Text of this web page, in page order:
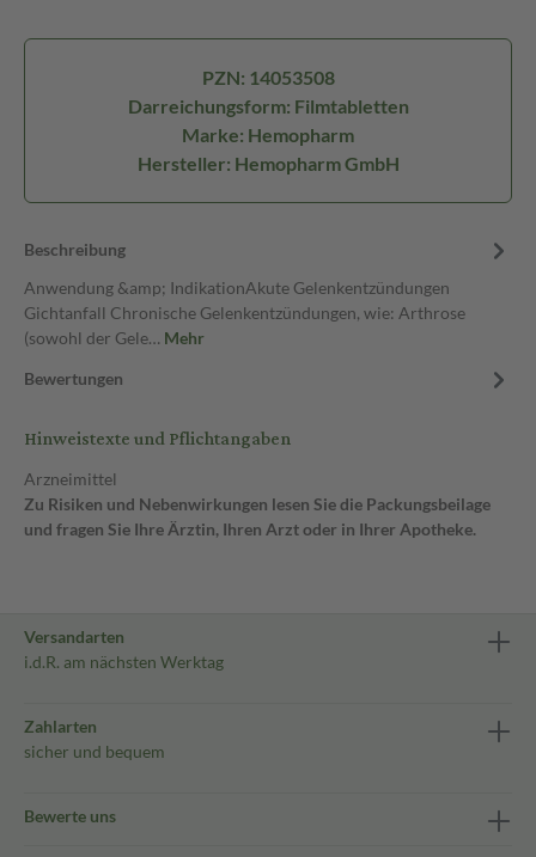
PZN: 14053508
Darreichungsform: Filmtabletten
Marke: Hemopharm
Hersteller: Hemopharm GmbH
Beschreibung
Anwendung &amp; IndikationAkute Gelenkentzündungen
Gichtanfall Chronische Gelenkentzündungen, wie: Arthrose
(sowohl der Gele… Mehr
Bewertungen
Hinweistexte und Pflichtangaben
Arzneimittel
Zu Risiken und Nebenwirkungen lesen Sie die Packungsbeilage
und fragen Sie Ihre Ärztin, Ihren Arzt oder in Ihrer Apotheke.
Versandarten
i.d.R. am nächsten Werktag
Zahlarten
sicher und bequem
Bewerte uns